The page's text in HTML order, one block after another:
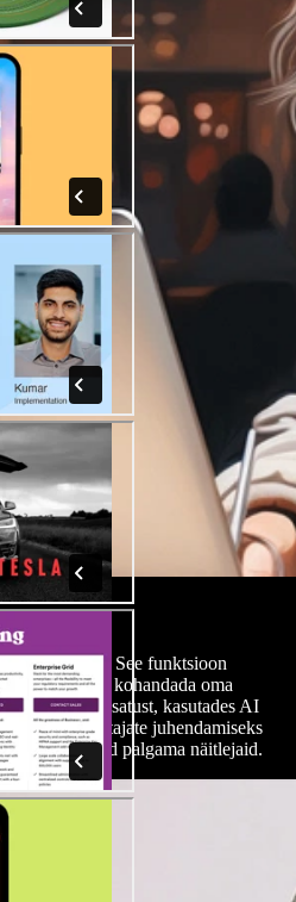
avataridega. See funktsioon
mida saad kohandada oma
Suurenda kaasatust, kasutades AI
või vaatajate juhendamiseks
ilma et peaksid palgama näitlejaid.